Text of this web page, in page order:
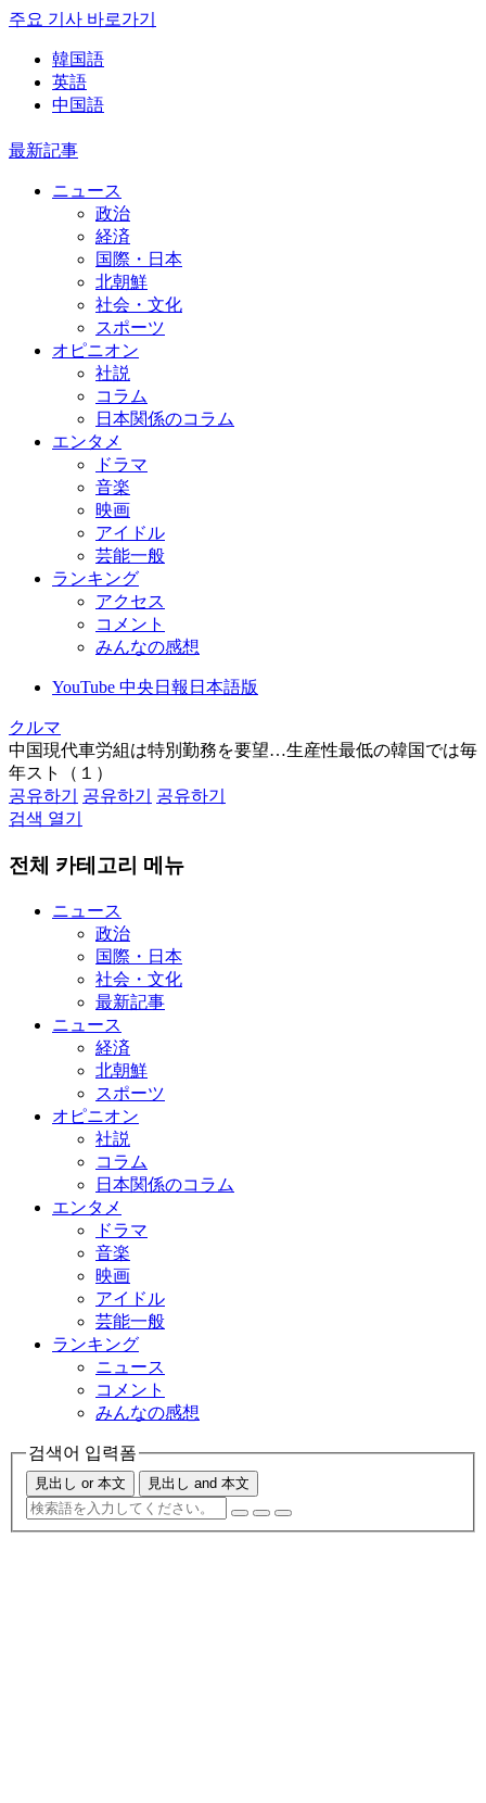
주요 기사 바로가기
韓国語
英語
中国語
最新記事
ニュース
政治
経済
国際・日本
北朝鮮
社会・文化
スポーツ
オピニオン
社説
コラム
日本関係のコラム
エンタメ
ドラマ
音楽
映画
アイドル
芸能一般
ランキング
アクセス
コメント
みんなの感想
YouTube 中央日報日本語版
クルマ
中国現代車労組は特別勤務を要望…生産性最低の韓国では毎
年スト（１）
공유하기
공유하기
공유하기
검색 열기
전체 카테고리 메뉴
ニュース
政治
国際・日本
社会・文化
最新記事
ニュース
経済
北朝鮮
スポーツ
オピニオン
社説
コラム
日本関係のコラム
エンタメ
ドラマ
音楽
映画
アイドル
芸能一般
ランキング
ニュース
コメント
みんなの感想
검색어 입력폼
見出し or 本文 見出し and 本文